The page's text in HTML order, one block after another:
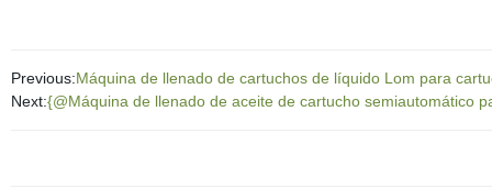
Previous:Máquina de llenado de cartuchos de líquido Lom para
Next:{@Máquina de llenado de aceite de cartucho semiautomático